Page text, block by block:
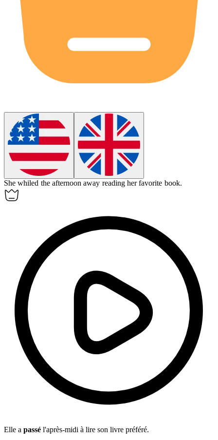
She whiled the afternoon away reading her favorite book.
Elle a passé l'après-midi à lire son livre préféré.